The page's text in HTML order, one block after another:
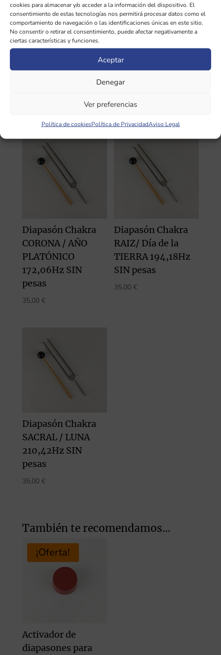
cookies para almacenar y/o acceder a la información del dispositivo. El
consentimiento de estas tecnologías nos permitirá procesar datos como el
comportamiento de navegación o las identificaciones únicas en este sitio.
No consentir o retirar el consentimiento, puede afectar negativamente a
ciertas características y funciones.
Aceptar
Denegar
Ver preferencias
Política de cookiesPolítica de PrivacidadAviso Legal
Para saber más sobre este conjunto y
la metodología relacionada, revisar
nuestro curso de sonoterapia.
INFORMACIÓN ADICIONAL
Productos relacionados
Diapasón Chakra
CORONA / AÑO
PLATÓNICO
172,06Hz SIN
pesas
35,00 €
Diapasón Chakra
RAIZ/ Día de la
TIERRA 194,18Hz
SIN pesas
35,00 €
Diapasón Chakra
SACRAL / LUNA
210,42Hz SIN
pesas
35,00 €
También te recomendamos…
¡Oferta!
Activador de
diapasones para